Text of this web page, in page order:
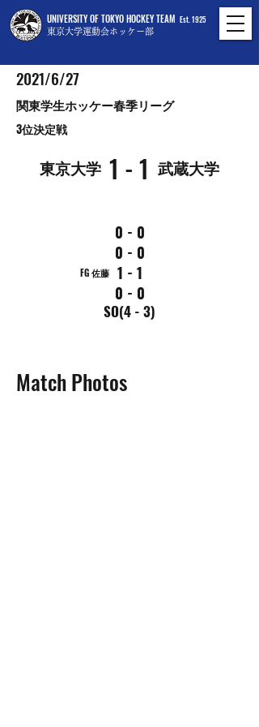
UNIVERSITY OF TOKYO HOCKEY TEAM
東京大学運動会ホッケー部
Est. 1925
2021/6/27
関東学生ホッケー春季リーグ
3位決定戦
東京大学 武蔵大学
1 - 1
0 - 0
0 - 0
FG 佐藤
1 - 1
0 - 0
SO(4 - 3)
Match Photos